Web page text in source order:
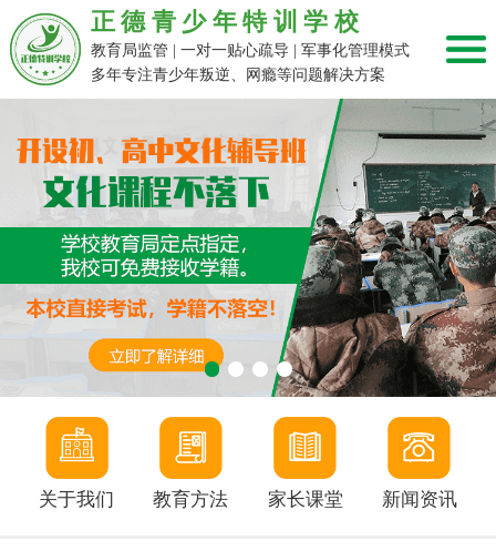
正德青少年特训学校
教育局监管 | 一对一贴心疏导 | 军事化管理模式
多年专注青少年叛逆、网瘾等问题解决方案
关于我们 教育方法 家长课堂 新闻资讯